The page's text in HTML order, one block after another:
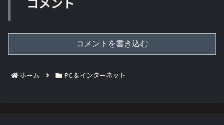
コメントを書き込む
ホーム PC & インターネット